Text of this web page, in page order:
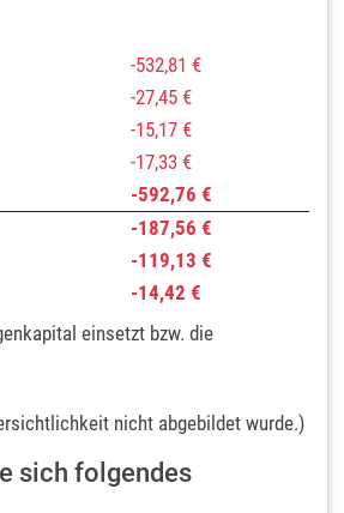
-532,81 €
-27,45 €
-15,17 €
-17,33 €
-592,76 €
-187,56 €
-119,13 €
-14,42 €
einsetzt bzw. die
nicht abgebildet wurde.)
sich folgendes